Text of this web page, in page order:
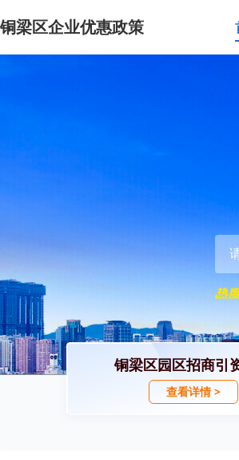
铜梁区企业优惠政策
铜梁区园区招商引
查看详情 >